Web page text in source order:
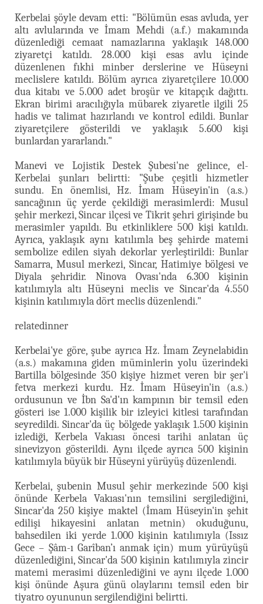
Kerbelai şöyle devam etti: "Bölümün esas avluda, yer
altı avlularında ve İmam Mehdi (a.f.) makamında
düzenlediği cemaat namazlarına yaklaşık 148.000
ziyaretçi katıldı. 28.000 kişi esas avlu içinde
düzenlenen fıkhi minber derslerine ve Hüseyni
meclislere katıldı. Bölüm ayrıca ziyaretçilere 10.000
dua kitabı ve 5.000 adet broşür ve kitapçık dağıttı.
Ekran birimi aracılığıyla mübarek ziyaretle ilgili 25
hadis ve talimat hazırlandı ve kontrol edildi. Bunlar
ziyaretçilere gösterildi ve yaklaşık 5.600 kişi
bunlardan yararlandı."
Manevi ve Lojistik Destek Şubesi'ne gelince, el-
Kerbelai şunları belirtti: "Şube çeşitli hizmetler
sundu. En önemlisi, Hz. İmam Hüseyin'in (a.s.)
sancağının üç yerde çekildiği merasimlerdi: Musul
şehir merkezi, Sincar ilçesi ve Tikrit şehri girişinde bu
merasimler yapıldı. Bu etkinliklere 500 kişi katıldı.
Ayrıca, yaklaşık aynı katılımla beş şehirde matemi
sembolize edilen siyah dekorlar yerleştirildi: Bunlar
Samarra, Musul merkezi, Sincar, Hatimiye bölgesi ve
Diyala şehridir. Ninova Ovası'nda 6.300 kişinin
katılımıyla altı Hüseyni meclis ve Sincar'da 4.550
kişinin katılımıyla dört meclis düzenlendi."
relatedinner
Kerbelai'ye göre, şube ayrıca Hz. İmam Zeynelabidin
(a.s.) makamına giden müminlerin yolu üzerindeki
Bartilla bölgesinde 350 kişiye hizmet veren bir şer'i
fetva merkezi kurdu. Hz. İmam Hüseyin'in (a.s.)
ordusunun ve İbn Sa'd'ın kampının bir temsil eden
gösteri ise 1.000 kişilik bir izleyici kitlesi tarafından
seyredildi. Sincar'da üç bölgede yaklaşık 1.500 kişinin
izlediği, Kerbela Vakıası öncesi tarihi anlatan üç
sinevizyon gösterildi. Aynı ilçede ayrıca 500 kişinin
katılımıyla büyük bir Hüseyni yürüyüş düzenlendi.
Kerbelai, şubenin Musul şehir merkezinde 500 kişi
önünde Kerbela Vakıası'nın temsilini sergilediğini,
Sincar'da 250 kişiye maktel (İmam Hüseyin'in şehit
edilişi hikayesini anlatan metnin) okuduğunu,
bahsedilen iki yerde 1.000 kişinin katılımıyla (Issız
Gece – Şâm-ı Garîban’ı anmak için) mum yürüyüşü
düzenlediğini, Sincar'da 500 kişinin katılımıyla zincir
matemi merasimi düzenlediğini ve aynı ilçede 1.000
kişi önünde Aşura günü olaylarını temsil eden bir
tiyatro oyununun sergilendiğini belirtti.